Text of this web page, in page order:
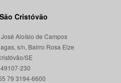
Cristóvão
Aloísio de Campos
s/n, Bairro Rosa Elze
SE
230